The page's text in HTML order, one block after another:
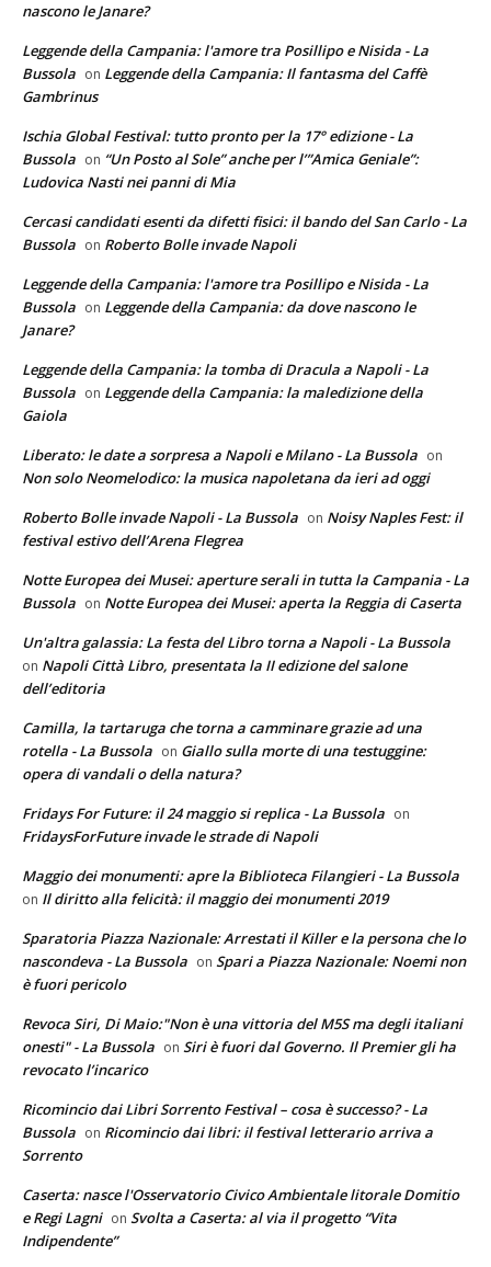
nascono le Janare?
Leggende della Campania: l'amore tra Posillipo e Nisida - La
Bussola on Leggende della Campania: Il fantasma del Caffè
Gambrinus
Ischia Global Festival: tutto pronto per la 17° edizione - La
Bussola on “Un Posto al Sole” anche per l’”Amica Geniale”:
Ludovica Nasti nei panni di Mia
Cercasi candidati esenti da difetti fisici: il bando del San Carlo - La
Bussola on Roberto Bolle invade Napoli
Leggende della Campania: l'amore tra Posillipo e Nisida - La
Bussola on Leggende della Campania: da dove nascono le
Janare?
Leggende della Campania: la tomba di Dracula a Napoli - La
Bussola on Leggende della Campania: la maledizione della
Gaiola
Liberato: le date a sorpresa a Napoli e Milano - La Bussola on
Non solo Neomelodico: la musica napoletana da ieri ad oggi
Roberto Bolle invade Napoli - La Bussola on Noisy Naples Fest: il
festival estivo dell’Arena Flegrea
Notte Europea dei Musei: aperture serali in tutta la Campania - La
Bussola on Notte Europea dei Musei: aperta la Reggia di Caserta
Un'altra galassia: La festa del Libro torna a Napoli - La Bussola
on Napoli Città Libro, presentata la II edizione del salone
dell’editoria
Camilla, la tartaruga che torna a camminare grazie ad una
rotella - La Bussola on Giallo sulla morte di una testuggine:
opera di vandali o della natura?
Fridays For Future: il 24 maggio si replica - La Bussola on
FridaysForFuture invade le strade di Napoli
Maggio dei monumenti: apre la Biblioteca Filangieri - La Bussola
on Il diritto alla felicità: il maggio dei monumenti 2019
Sparatoria Piazza Nazionale: Arrestati il Killer e la persona che lo
nascondeva - La Bussola on Spari a Piazza Nazionale: Noemi non
è fuori pericolo
Revoca Siri, Di Maio:"Non è una vittoria del M5S ma degli italiani
onesti" - La Bussola on Siri è fuori dal Governo. Il Premier gli ha
revocato l’incarico
Ricomincio dai Libri Sorrento Festival – cosa è successo? - La
Bussola on Ricomincio dai libri: il festival letterario arriva a
Sorrento
Caserta: nasce l'Osservatorio Civico Ambientale litorale Domitio
e Regi Lagni on Svolta a Caserta: al via il progetto “Vita
Indipendente”